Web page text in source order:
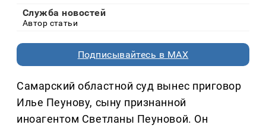
Служба новостей
Автор статьи
Подписывайтесь в MAX
Самарский областной суд вынес приговор
Илье Пеунову, сыну признанной
иноагентом Светланы Пеуновой. Он